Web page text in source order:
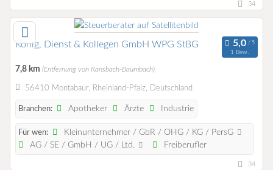
34
König, Dienst & Kollegen GmbH WPG StBG
1 Bew.
7,8 km (Entfernung von Ransbach-Baumbach)
56410 Montabaur, Rheinland-Pfalz, Deutschland
Branchen: Apotheker Ärzte Industrie
Für wen:
Kleinunternehmer / GbR / OHG / KG / PersG
AG / SE / GmbH / UG / Ltd.
Freiberufler
34